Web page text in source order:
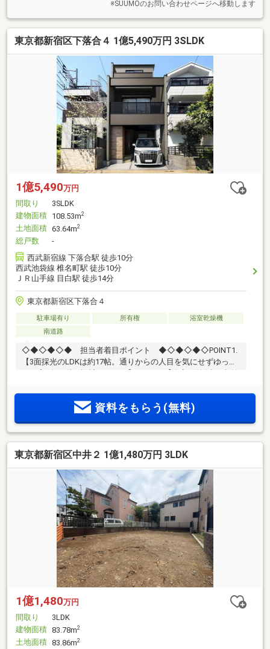
※SUUMOのお問い合わせページへ移動します
東京都新宿区下落合４ 1億5,490万円 3SLDK
1億5,490万円
間取り
3SLDK
建物面積 108.53m2
土地面積 63.64m2
総戸数
-
西武新宿線 下落合駅 徒歩10分
西武池袋線 椎名町駅 徒歩10分
ＪＲ山手線 目白駅 徒歩14分
東京都新宿区下落合４
駐車場有り 所有権
浴室乾燥機
南道路
◇◆◇◆◇◆ 担当者着目ポイント ◆◇◆◇◆◇POINT1.
【3面採光のLDKは約17帖。通りからの人目を気にせずゆった
りと寛げる2階に設計しました】POINT2.【全室2面採光・収納
ち時間を♪】POINT3.【バルコニーを3ヶ所に設置。お洗濯物干
し以外にも、プランターガーデニングもおすすめ】POINT4.
性の高い暮らしやすいエリア】
◇◆◇◆◇◆◇◆◇◆◇◆◇◆◇◆◇◆◇◆◇～東急リバ
ブル目白センターまでお問い合わせ下さい～『スーモを見
資料をもらう(無料)
東京都新宿区中井２ 1億1,480万円 3LDK
1億1,480万円
間取り
3LDK
建物面積 83.78m2
土地面積 83.86m2